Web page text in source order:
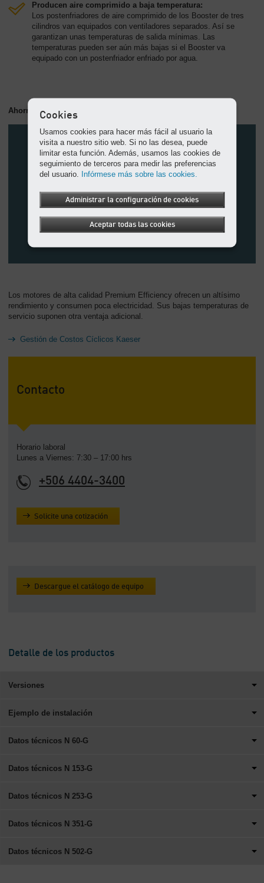
Producen aire comprimido a baja temperatura:
Los postenfriadores de aire comprimido de los Booster de tres
cilindros van equipados con ventiladores separados. Así se
garantizan unas temperaturas de salida mínimas. Las
temperaturas pueden ser aún más bajas si el Booster va
equipado con un postenfriador enfriado por agua.
Ahorros de costos de energía
Los motores de alta calidad Premium Efficiency ofrecen un altísimo
rendimiento y consumen poca electricidad. Sus bajas temperaturas de
servicio suponen otra ventaja adicional.
Gestión de Costos Cíclicos Kaeser
Contacto
Horario laboral
Lunes a Viernes: 7:30 – 17:00 hrs
+506 4404-3400
Solicite una cotización
Descargue el catálogo de equipo
Detalle de los productos
Versiones
Ejemplo de instalación
Datos técnicos N 60-G
Datos técnicos N 153-G
Datos técnicos N 253-G
Datos técnicos N 351-G
Datos técnicos N 502-G
Cookies
Usamos cookies para hacer más fácil al usuario la
visita a nuestro sitio web. Si no las desea, puede
limitar esta función. Además, usamos las cookies de
seguimiento de terceros para medir las preferencias
del usuario. Infórmese más sobre las cookies.
Administrar la configuración de cookies
Aceptar todas las cookies